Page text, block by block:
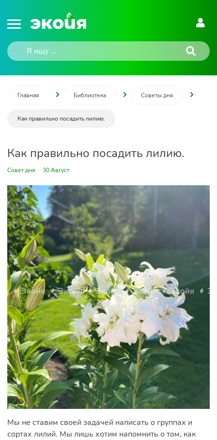
Главная Библиотека Советы дня
Как правильно посадить лилию.
Как правильно посадить лилию.
Совет дня 30 Август
Мы не ставим своей задачей написать о группах и
сортах лилий. Мы лишь хотим напомнить о том, как